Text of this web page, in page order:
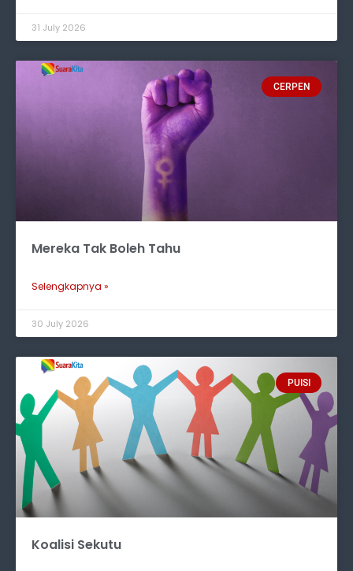
31 July 2026
CERPEN
Mereka Tak Boleh Tahu
Selengkapnya »
30 July 2026
PUISI
Koalisi Sekutu